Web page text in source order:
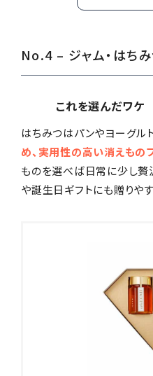
No.4 – ジャム・はち
これを選んだワケ
はちみつはパンやヨーグル
め、実用性の高い消えもの
ものを選べば日常に少し贅
や誕生日ギフトにも贈りや